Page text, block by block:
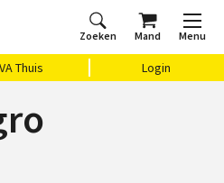
Zoeken Mand Menu
VA Thuis Login